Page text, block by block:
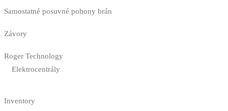
Samostatné posuvné pohony brán
Závory
Roger Technology
Elektrocentrály
Inventory